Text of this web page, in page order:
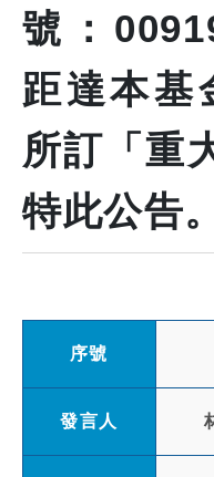
號：
距達本基
所訂「重
特此公告。
序號
發言人